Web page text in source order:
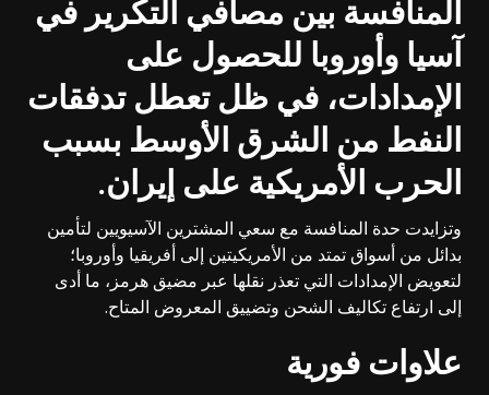
المنافسة بين مصافي التكرير في
آسيا وأوروبا للحصول على
الإمدادات، في ظل تعطل تدفقات
النفط من الشرق الأوسط بسبب
الحرب الأمريكية على إيران.
وتزايدت حدة المنافسة مع سعي المشترين الآسيويين لتأمين
بدائل من أسواق تمتد من الأمريكيتين إلى أفريقيا وأوروبا؛
لتعويض الإمدادات التي تعذر نقلها عبر مضيق هرمز، ما أدى
إلى ارتفاع تكاليف الشحن وتضييق المعروض المتاح.
علاوات فورية